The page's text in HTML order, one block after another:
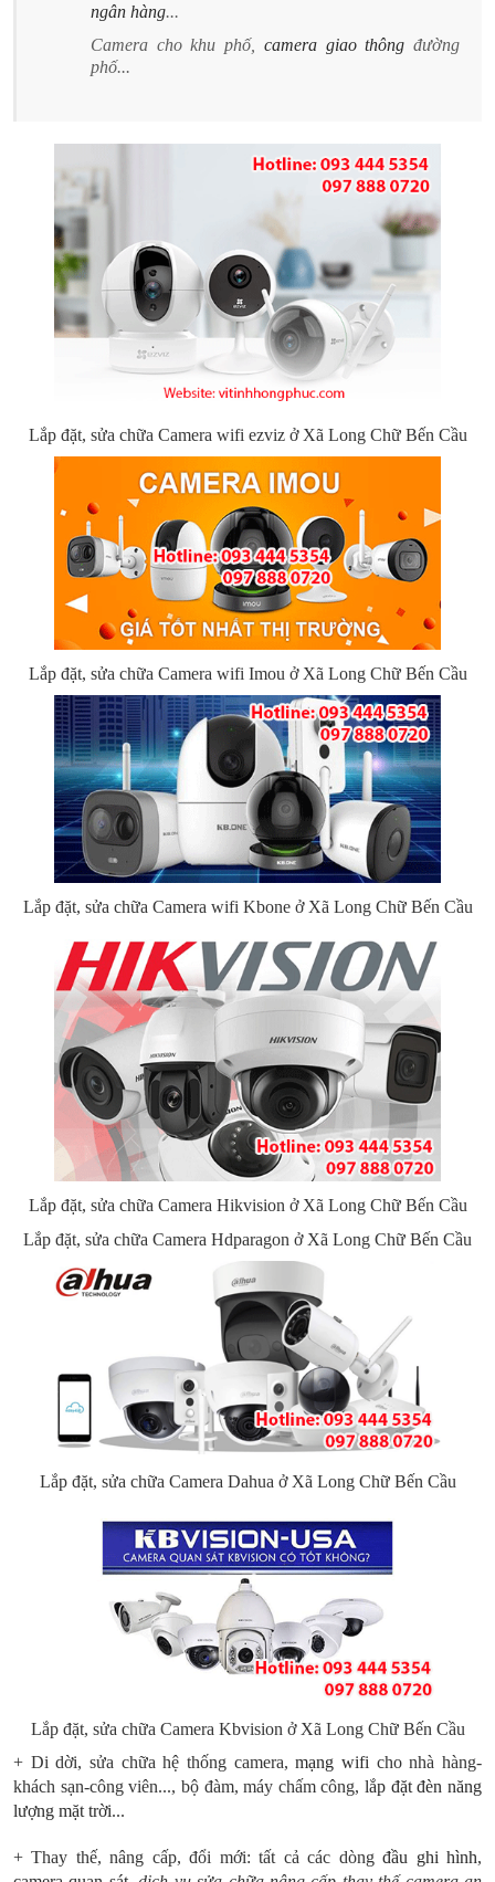
ngân hàng...
Camera cho khu phố, camera giao thông đường
phố...
Lắp đặt, sửa chữa Camera wifi ezviz ở Xã Long Chữ Bến Cầu
Lắp đặt, sửa chữa Camera wifi Imou ở Xã Long Chữ Bến Cầu
Lắp đặt, sửa chữa Camera wifi Kbone ở Xã Long Chữ Bến Cầu
Lắp đặt, sửa chữa Camera Hikvision ở Xã Long Chữ Bến Cầu
Lắp đặt, sửa chữa Camera Hdparagon ở Xã Long Chữ Bến Cầu
Lắp đặt, sửa chữa Camera Dahua ở Xã Long Chữ Bến Cầu
Lắp đặt, sửa chữa Camera Kbvision ở Xã Long Chữ Bến Cầu
+ Di dời, sửa chữa hệ thống camera,mạng wifi cho nhà hàng-
khách sạn-công viên..., bộ đàm, máy chấm công,lắp đặt đèn năng
lượng mặt trời...
+ Thay thế, nâng cấp, đổi mới: tất cả các dòngđầu ghi hình,